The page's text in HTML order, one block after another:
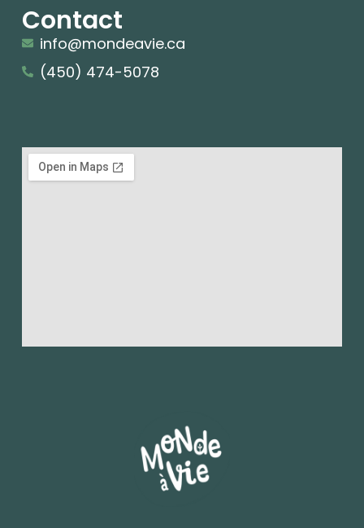
Contact
info@mondeavie.ca
(450) 474-5078